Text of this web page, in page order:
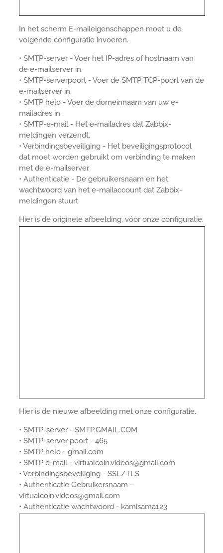
In het scherm E-maileigenschappen moet u de
volgende configuratie invoeren.
• SMTP-server - Voer het IP-adres of hostnaam van
de e-mailserver in.
• SMTP-serverpoort - Voer de SMTP TCP-poort van de
e-mailserver in.
• SMTP helo - Voer de domeinnaam van uw e-
mailadres in.
• SMTP-e-mail - Het e-mailadres dat Zabbix-
meldingen verzendt.
• Verbindingsbeveiliging - Het beveiligingsprotocol
dat moet worden gebruikt om verbinding te maken
met de e-mailserver.
• Authenticatie - De gebruikersnaam en het
wachtwoord van het e-mailaccount dat Zabbix-
meldingen stuurt.
Hier is de originele afbeelding, vóór onze configuratie.
Hier is de nieuwe afbeelding met onze configuratie.
• SMTP-server - SMTP.GMAIL.COM
• SMTP-server poort - 465
• SMTP helo - gmail.com
• SMTP e-mail - virtualcoin.videos@gmail.com
• Verbindingsbeveiliging - SSL/TLS
• Authenticatie Gebruikersnaam -
virtualcoin.videos@gmail.com
• Authenticatie wachtwoord - kamisama123